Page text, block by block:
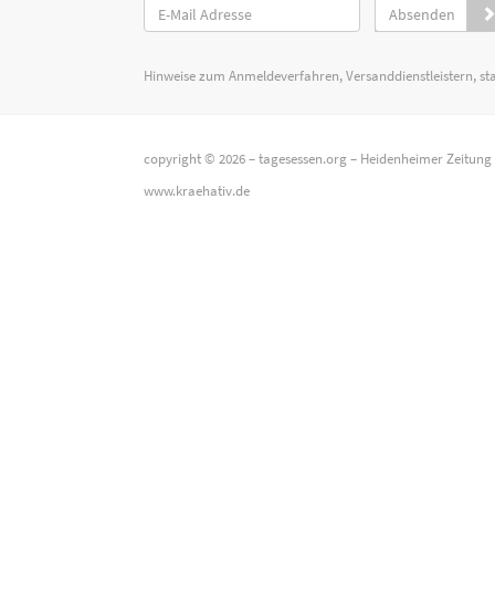
Absenden
Hinweise zum Anmeldeverfahren, Versanddienstleistern,
copyright © 2026 –tagesessen.org– Heidenheimer Zeitung
www.kraehativ.de